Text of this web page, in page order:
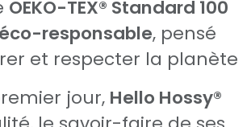
OEKO-TEX® Standard 100
éco-responsable, pensé
et respecter la planète
jour, Hello Hossy®